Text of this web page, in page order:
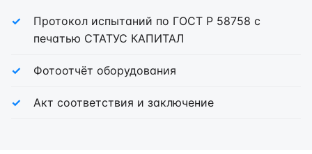
Протокол испытаний по ГОСТ Р 58758 с
печатью СТАТУС КАПИТАЛ
Фотоотчёт оборудования
Акт соответствия и заключение